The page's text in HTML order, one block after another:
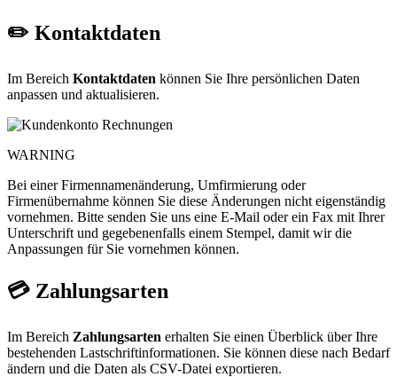
✏️ Kontaktdaten
Im Bereich Kontaktdaten können Sie Ihre persönlichen Daten
anpassen und aktualisieren.
WARNING
Bei einer Firmennamenänderung, Umfirmierung oder
Firmenübernahme können Sie diese Änderungen nicht eigenständig
vornehmen. Bitte senden Sie uns eine E-Mail oder ein Fax mit Ihrer
Unterschrift und gegebenenfalls einem Stempel, damit wir die
Anpassungen für Sie vornehmen können.
💳 Zahlungsarten
Im Bereich Zahlungsarten erhalten Sie einen Überblick über Ihre
bestehenden Lastschriftinformationen. Sie können diese nach Bedarf
ändern und die Daten als CSV-Datei exportieren.